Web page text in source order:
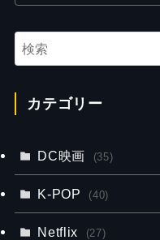
カテゴリー
DC映画 (35)
K-POP (40)
Netflix (27)